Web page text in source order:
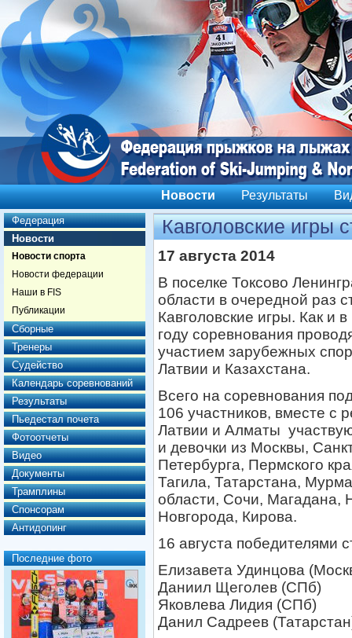
Новости Результаты
Федерация
Новости
Новости спорта
Новости федерации
Наши в FIS
Публикации
Сборные
Тренеры
Судейство
Календарь соревнований
Результаты
Пьедестал почета
Фотоотчеты
Видео
Документы
Трамплины
Спонсорам
Антидопинг
Последние фото
Кавголовские игры
17 августа 2014
В поселке Токсово
области в очередной раз
Кавголовские игры. Как и
году соревнования
участием зарубежных
Латвии и Казахстана.
Всего на соревнования
106 участников, вместе с
Латвии и Алматы
и девочки из Москвы,
Петербурга, Пермского
Тагила, Татарстана,
области, Сочи, Магадана,
Новгорода, Кирова.
16 августа победителями
Елизавета Удинцова
Даниил Щеголев (СПб)
Яковлева Лидия (СПб)
Данил Садреев